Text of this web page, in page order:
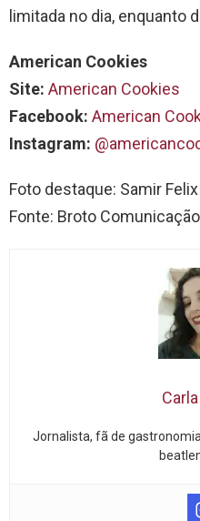
limitada no dia, enquanto
American Cookies
Site: American Cookies
Facebook: American
Instagram:
Foto destaque: Samir Felix
Fonte: Broto Comunicação
Jornalista, fã de